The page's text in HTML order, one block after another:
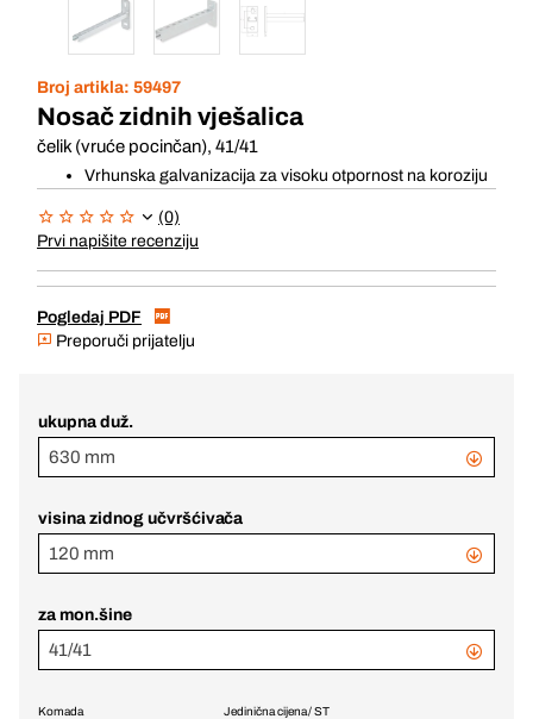
Broj artikla: 59497
Nosač zidnih vješalica
čelik (vruće pocinčan), 41/41
Vrhunska galvanizacija za visoku otpornost na koroziju
(0)
Prvi napišite recenziju
Pogledaj PDF
Preporuči prijatelju
ukupna duž.
630 mm
visina zidnog učvršćivača
120 mm
za mon.šine
41/41
Jedinična cijena / ST
Komada